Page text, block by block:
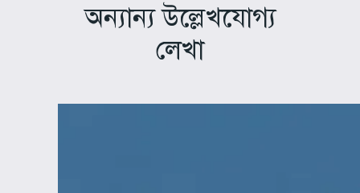
অন্যান্য উল্লেখযোগ্য
লেখা